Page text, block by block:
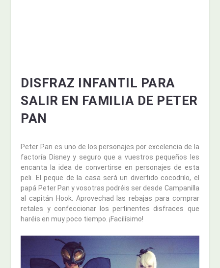
DISFRAZ INFANTIL PARA
SALIR EN FAMILIA DE PETER
PAN
Peter Pan es uno de los personajes por excelencia de la
factoría Disney y seguro que a vuestros pequeños les
encanta la idea de convertirse en personajes de esta
peli. El peque de la casa será un divertido cocodrilo, el
papá Peter Pan y vosotras podréis ser desde Campanilla
al capitán Hook. Aprovechad las rebajas para comprar
retales y confeccionar los pertinentes disfraces que
haréis en muy poco tiempo. ¡Facilísimo!